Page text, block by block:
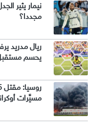
نيمار يثير
مجددا؟
ريال مدريد
يحسم
مسيَّرات